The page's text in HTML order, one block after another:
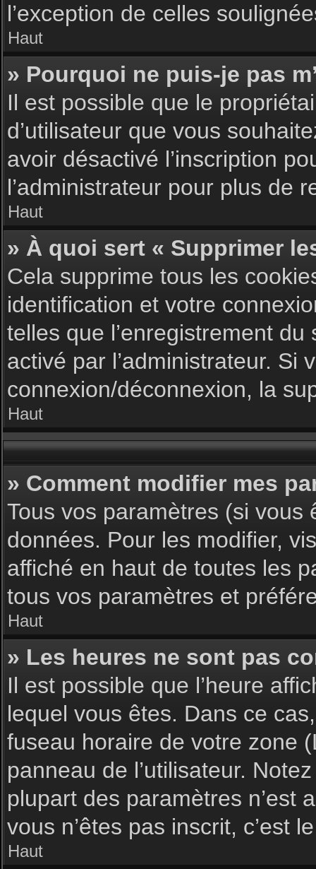
l’exception de celles
Haut
» Pourquoi ne puis-je pas
Il est possible que le
d’utilisateur que vous
avoir désactivé l’inscription
l’administrateur pour plus de
Haut
» À quoi sert « Supprimer
Cela supprime tous les
identification et votre
telles que l’enregistrement
activé par l’administrateur. Si
connexion/déconnexion, la
Haut
» Comment modifier mes
Tous vos paramètres (si
données. Pour les modifier,
affiché en haut de toutes les
tous vos paramètres et
Haut
» Les heures ne sont pas
Il est possible que l’heure
lequel vous êtes. Dans ce
fuseau horaire de votre zone
panneau de l’utilisateur.
plupart des paramètres n’est
vous n’êtes pas inscrit, c’est
Haut